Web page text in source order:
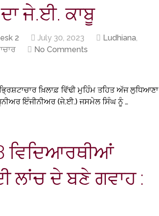
ਜੇ.ਈ. ਕਾਬੂ
2 July 30, 2023 Ludhiana,
No Comments
ਖ਼ਿਲਾਫ਼ ਵਿੱਢੀ ਮੁਹਿੰਮ ਤਹਿਤ ਅੱਜ ਲੁਧਿਆਣਾ
ਇੰਜੀਨੀਅਰ (ਜੇ.ਈ.) ਜਸਮੇਲ ਸਿੰਘ ਨੂੰ …
ਵਿਦਿਆਰਥੀਆਂ
ਲਾਂਚ ਦੇ ਬਣੇ ਗਵਾਹ :